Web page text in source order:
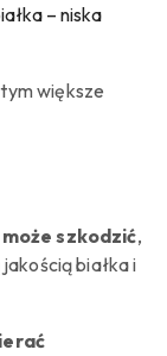
– niska
większe
szkodzić,
białka i